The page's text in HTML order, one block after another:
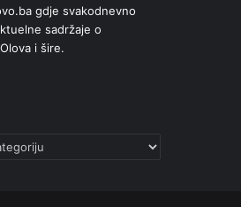
gdje svakodnevno
sadržaje o
i šire.